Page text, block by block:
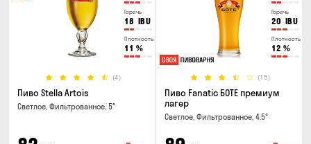
Горечь
18 IBU
Плотность
11 %
(4)
Пиво Stella Artois
Светлое, Фильтрованное, 5°
Горечь
20 IBU
Плотность
12 %
(15)
Пиво Fanatic БОТЕ премиум
лагер
Светлое, Фильтрованное, 4.5°